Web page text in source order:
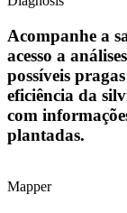
Acompanhe a
acesso a
possíveis
eficiência da
com
plantadas.
Mapper